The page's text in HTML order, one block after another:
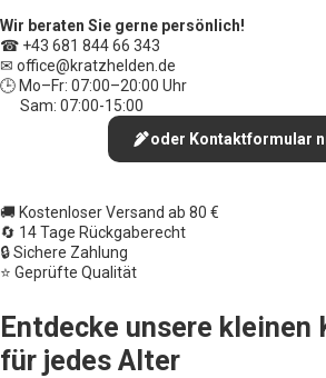
Wir beraten Sie gerne persönlich!
☎ +43 681 844 66 343
✉ office@kratzhelden.de
🕒 Mo–Fr: 07:00–20:00 Uhr
Sam: 07:00-15:00
oder Kontaktformular
🚚 Kostenloser Versand ab 80 €
🔄 14 Tage Rückgaberecht
🔒 Sichere Zahlung
⭐ Geprüfte Qualität
Entdecke unsere kleinen
für jedes Alter